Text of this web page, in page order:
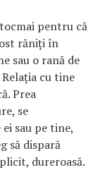
pentru că
răniți în
sau o rană de
cu tine
Prea
se
sau pe tine,
să dispară
dureroasă.